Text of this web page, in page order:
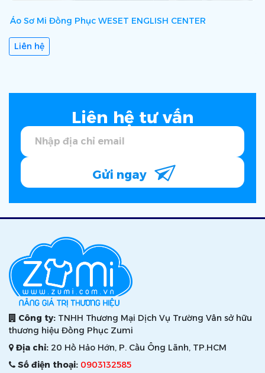
Áo Sơ Mi Đồng Phục WESET ENGLISH CENTER
Liên hệ
Liên hệ tư vấn
Gửi ngay
Công ty: TNHH Thương Mại Dịch Vụ Trường Vân sở hữu
thương hiệu Đồng Phục Zumi
Địa chỉ: 20 Hồ Hảo Hớn, P. Cầu Ông Lãnh, TP.HCM
Số điện thoại: 0903132585